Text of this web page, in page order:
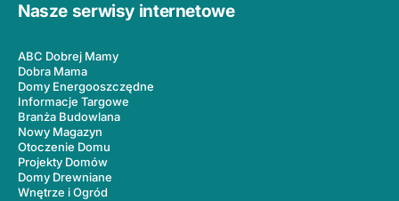
Nasze serwisy internetowe
ABC Dobrej Mamy
Dobra Mama
Domy Energooszczędne
Informacje Targowe
Branża Budowlana
Nowy Magazyn
Otoczenie Domu
Projekty Domów
Domy Drewniane
Wnętrze i Ogród